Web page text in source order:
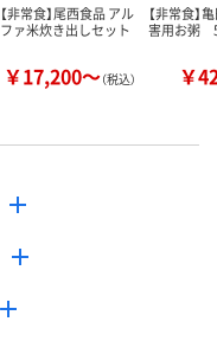
【非常食】尾西食品 アル
ファ米炊き出しセット
￥17,200～（税込）
【非常食
害用お粥
￥